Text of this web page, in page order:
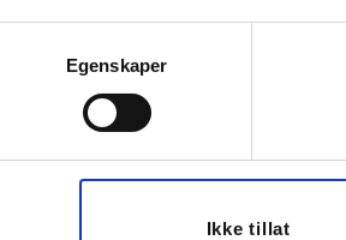
Egenskaper
Ikke tillat
30%